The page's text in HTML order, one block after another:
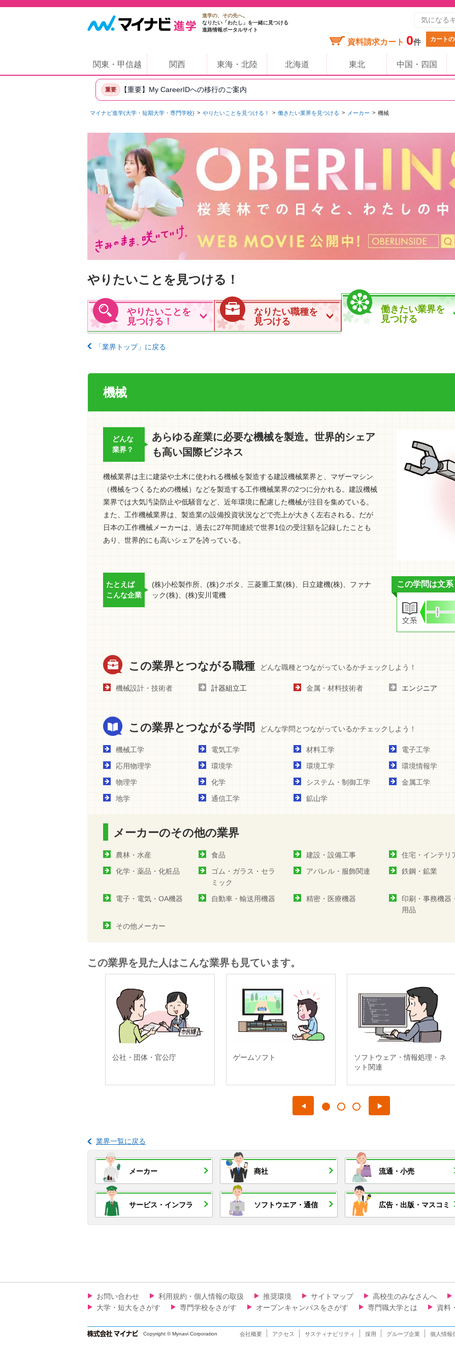
進学の、その先へ。
なりたい「わたし」を一緒に見つける
進路情報ポータルサイト
資料請求カート 0件 カート
関東・甲信越 関西 東海・北陸 北海道 東北 中国・四国
重要 【重要】My CareerIDへの移行のご案内
マイナビ進学(大学・短期大学・専門学校) やりたいことを見つける！ 働きたい業界を見つける メーカー 機械
やりたいことを見つける！
やりたいことを
見つける！
なりたい職種を
見つける
働きたい業界を
見つける
「業界トップ」に戻る
機械
どんな
業界？
あらゆる産業に必要な機械を製造。世界的シェア
も高い国際ビジネス
機械業界は主に建築や土木に使われる機械を製造する建設機械業界と、マザーマシン
（機械をつくるための機械）などを製造する工作機械業界の2つに分かれる。建設機械
業界では大気汚染防止や低騒音など、近年環境に配慮した機械が注目を集めている。
また、工作機械業界は、製造業の設備投資状況などで売上が大きく左右される。だが
日本の工作機械メーカーは、過去に27年間連続で世界1位の受注額を記録したことも
あり、世界的にも高いシェアを誇っている。
たとえば
こんな企業
(株)小松製作所、(株)クボタ、三菱重工業(株)、日立建機(株)、ファナ
ック(株)、(株)安川電機
この学問は文
この業界とつながる職種 どんな職種とつながっているかチェックしよう！
機械設計・技術者 計器組立工 金属・材料技術者 エンジニア
この業界とつながる学問 どんな学問とつながっているかチェックしよう！
機械工学 電気工学 材料工学
電子工学
応用物理学
環境学 環境工学
環境情報学
物理学
化学 システム・制御工学
金属工学
地学
通信工学 鉱山学
メーカーのその他の業界
農林・水産 食品 建設・設備工事
住宅・インテリ
化学・薬品・化粧品
ゴム・ガラス・セラ
ミック
アパレル・服飾関連 鉄鋼・鉱業
電子・電気・OA機器 自動車・輸送用機器 精密・医療機器
印刷・事務機器
用品
その他メーカー
この業界を見た人はこんな業界も見ています。
公社・団体・官公庁 ゲームソフト
ソフトウェア・情報処理・ネ
ット関連
業界一覧に戻る
メーカー 商社 流通・ 小売
サービス・ インフラ ソフトウエア・ 通信 広告・ 出版・ マスコミ
お問い合わせ 利用規約・個人情報の取扱 推奨環境 サイトマップ
高校生のみなさんへ
大学・短大をさがす
専門学校をさがす オープンキャンパスをさがす 専門職大学とは 資料
Copyright © Mynavi Corporation 会社概要 アクセス サスティナビリティ 採用 グループ企業 個人情報